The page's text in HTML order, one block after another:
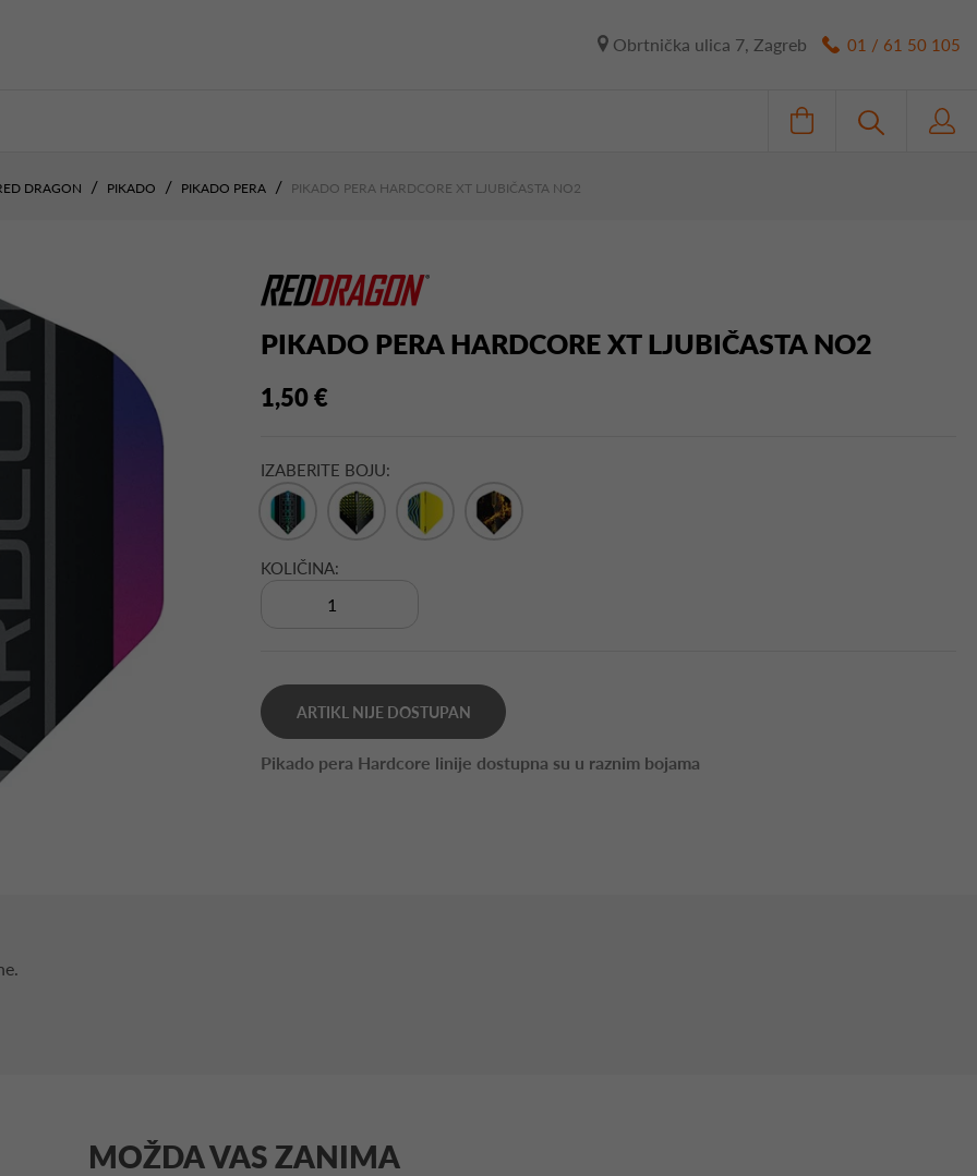
Obrtnička ulica 7, Zagreb 01 / 61 50 105
DRAGON PIKADO PIKADO PERA PIKADO PERA HARDCORE XT LJUBIČASTA NO2
PIKADO PERA HARDCORE XT LJUBIČASTA NO2
1,50 €
IZABERITE BOJU:
KOLIČINA:
ARTIKL NIJE DOSTUPAN
Pikado pera Hardcore linije dostupna su u raznim bojama
MOŽDA VAS ZANIMA